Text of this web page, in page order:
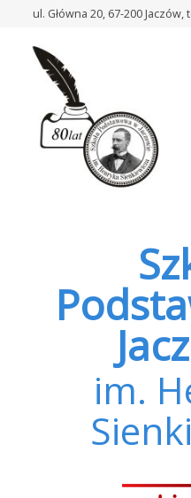
Dyrektora
11.01.2022
ul. Główna 20, 67-200
im.